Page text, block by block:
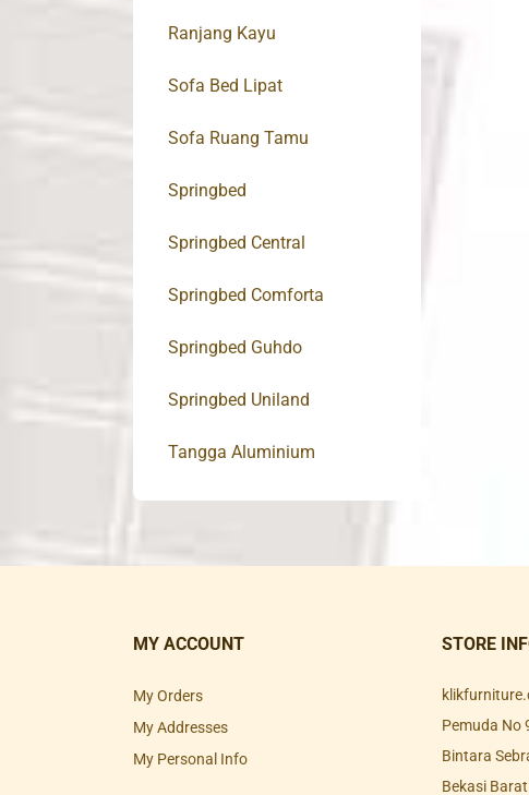
Ranjang Kayu
Sofa Bed Lipat
Sofa Ruang Tamu
Springbed
Springbed Central
Springbed Comforta
Springbed Guhdo
Springbed Uniland
Tangga Aluminium
MY ACCOUNT
My Orders
My Addresses
My Personal Info
STORE
Pemuda No
Bintara
Bekasi Barat